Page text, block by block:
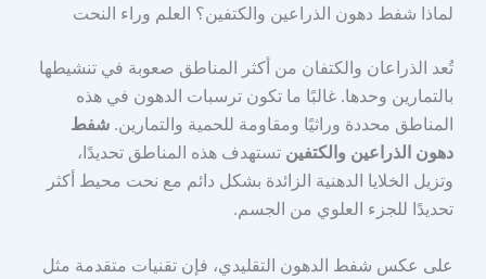
لماذا شفط دهون الذراعين والكتفين؟ العلم وراء النحت
تُعد الذراعان والكتفان من أكثر المناطق صعوبة في تنشيطها
بالتمارين وحدها. غالبًا ما تكون ترسبات الدهون في هذه
المناطق محددة وراثيًا ومقاومة للحمية والتمارين.شفط
دهون الذراعين والكتفين تستهدف هذه المناطق تحديدًا،
وتزيل الخلايا الدهنية الزائدة بشكل دائم مع نحت محيط أكثر
تحديدًا للجزء العلوي من الجسم.
على عكس شفط الدهون التقليدي، فإن تقنيات متقدمة مثل